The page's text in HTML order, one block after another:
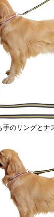
手のリングとナ